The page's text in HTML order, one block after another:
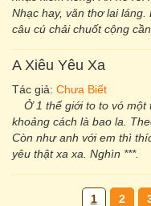
Nhạc hay, văn thơ lai
câu cú chải chuốt cộng cần
A Xiêu Yêu Xa
Tác giả: Chưa Biết
Ở 1 thế giới to to vó
khoảng cách là bao la.
Còn như anh với em thì
yêu thật xa xa. Nghìn ***.
1 2